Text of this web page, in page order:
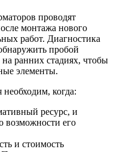
проводят
монтажа нового
работ. Диагностика
пробой
ранних стадиях, чтобы
элементы.
когда:
ресурс, и
возможности его
и стоимость